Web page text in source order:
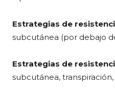
Estrategias de
subcutánea (por debajo
Estrategias de
subcutánea,